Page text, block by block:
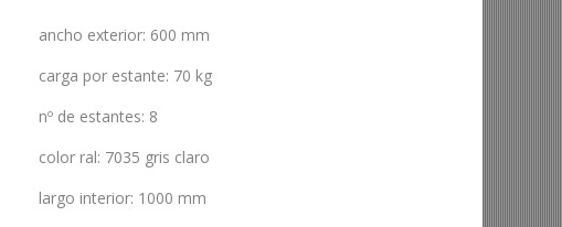
ancho exterior: 600 mm
carga por estante: 70 kg
nº de estantes: 8
color ral: 7035 gris claro
largo interior: 1000 mm